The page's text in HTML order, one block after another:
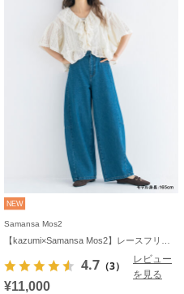
NEW
Samansa Mos2
4.7 （3）
レビュー
を見る
¥11,000